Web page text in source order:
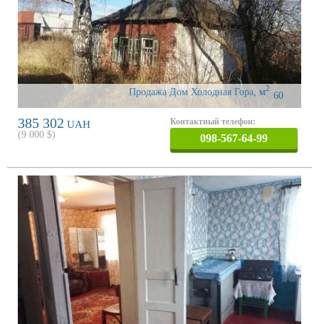
Продажа Дом Холодная Гора 60
м2
385 302 UAH
(9 000 $)
Контактный телефон:
098-567-64-99